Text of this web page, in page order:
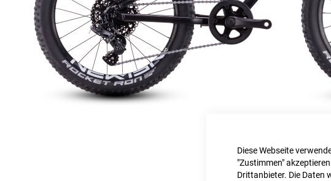
Diese Webseite
"Zustimmen"
Drittanbieter. Die Daten